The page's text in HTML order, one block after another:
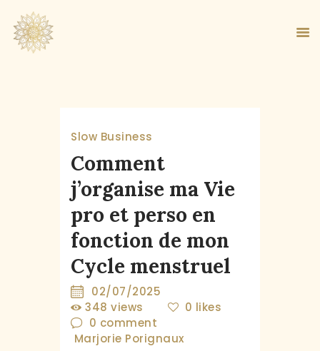
ACCUEIL
À PROPOS
MA MÉTHODE
BOUTIQUE
BLOG
PANIER
Slow Business
Comment
j’organise ma Vie
pro et perso en
fonction de mon
Cycle menstruel
02/07/2025
348 views 0 likes
0 comment
Marjorie Porignaux